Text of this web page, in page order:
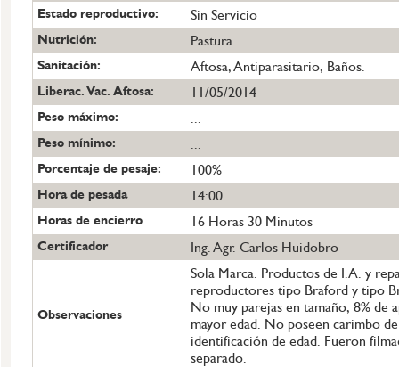
Estado reproductivo: Sin Servicio
Nutrición: Pastura.
Sanitación: Aftosa, Antiparasitario, Baños.
Liberac. Vac. Aftosa: 11/05/2014
Peso máximo: ...
Peso mínimo: ...
Porcentaje de pesaje: 100%
Hora de pesada 14:00
Horas de encierro 16 Horas 30 Minutos
Certificador Ing. Agr. Carlos Huidobro
Observaciones
Sola Marca. Productos de I.A. y
reproductores tipo Braford y tipo
No muy parejas en tamaño, 8% de
mayor edad. No poseen carimbo de
identificación de edad. Fueron
separado.